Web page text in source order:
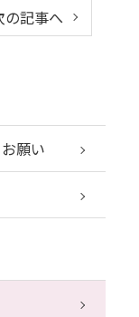
の記事へ
願い